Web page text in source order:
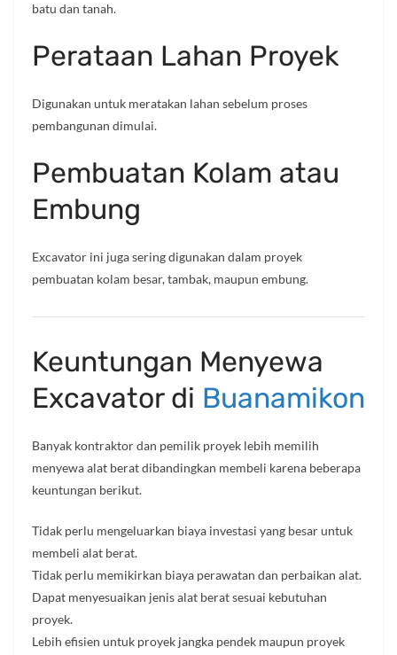
batu dan tanah.
Perataan Lahan Proyek
Digunakan untuk meratakan lahan sebelum proses
pembangunan dimulai.
Pembuatan Kolam atau
Embung
Excavator ini juga sering digunakan dalam proyek
pembuatan kolam besar, tambak, maupun embung.
Keuntungan Menyewa
Excavator di Buanamikon
Banyak kontraktor dan pemilik proyek lebih memilih
menyewa alat berat dibandingkan membeli karena beberapa
keuntungan berikut.
Tidak perlu mengeluarkan biaya investasi yang besar untuk
membeli alat berat.
Tidak perlu memikirkan biaya perawatan dan perbaikan alat.
Dapat menyesuaikan jenis alat berat sesuai kebutuhan
proyek.
Lebih efisien untuk proyek jangka pendek maupun proyek